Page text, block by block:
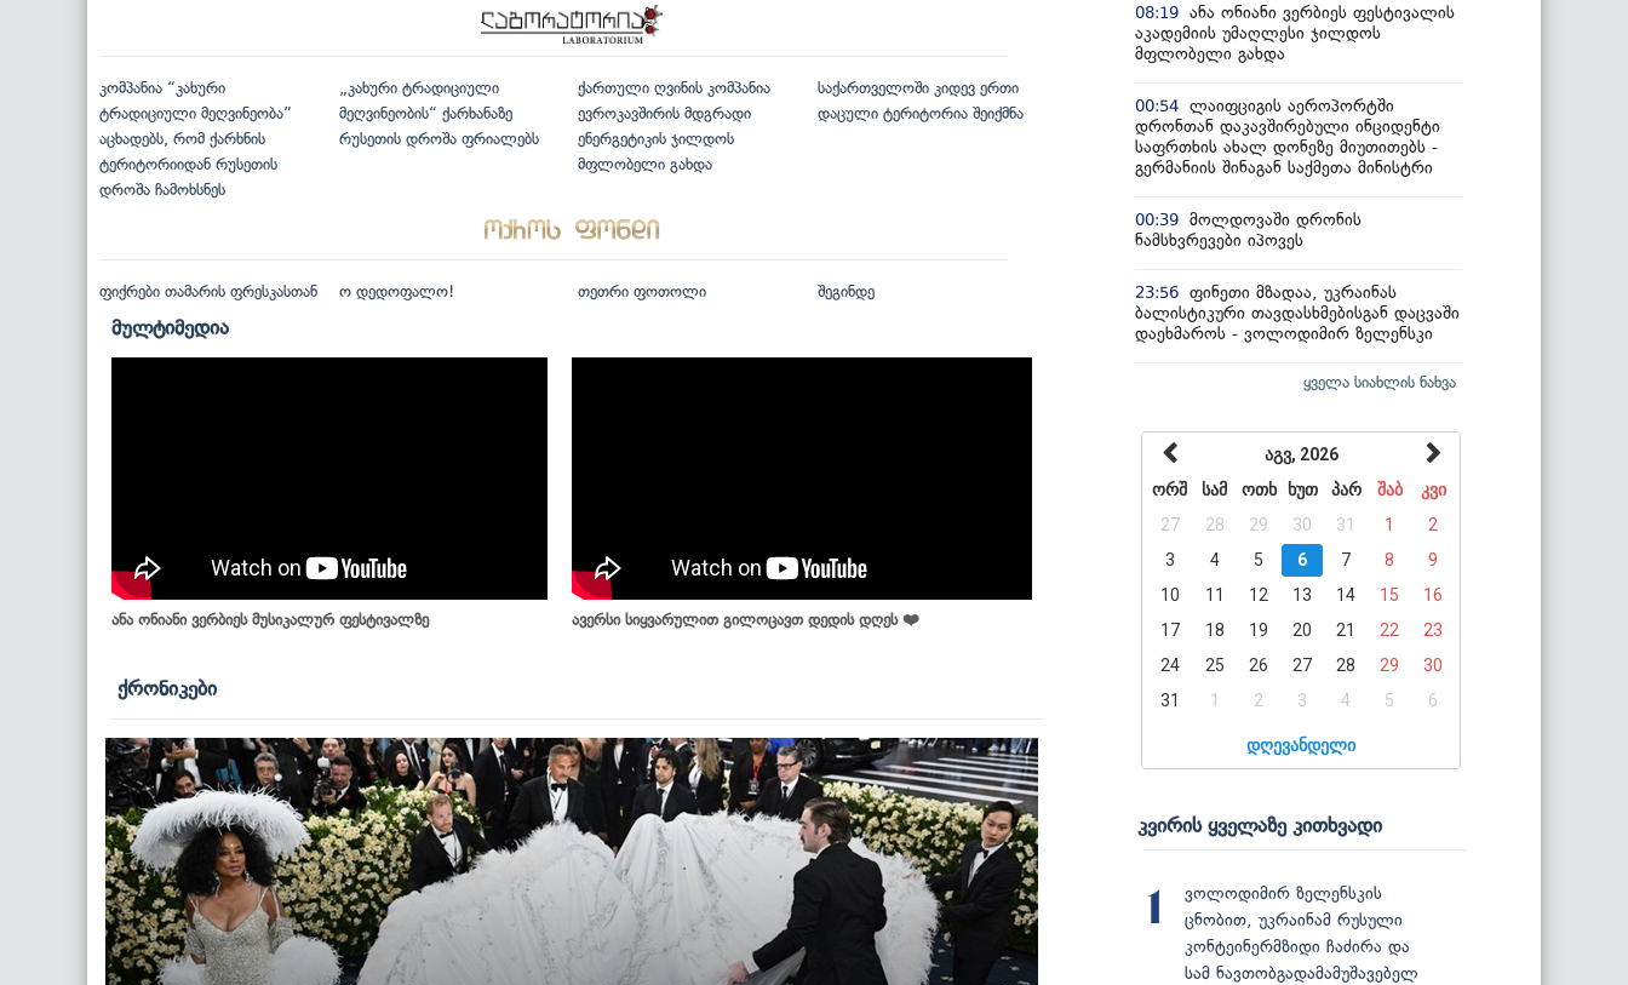
კომპანია “კახური
ტრადიციული მეღვინეობა”
აცხადებს, რომ ქარხნის
ტერიტორიიდან რუსეთის
დროშა ჩამოხსნეს
„კახური ტრადიციული
მეღვინეობის“ ქარხანაზე
რუსეთის დროშა ფრიალებს
ქართული ღვინის კომპანია
ევროკავშირის მდგრადი
ენერგეტიკის ჯილდოს
მფლობელი გახდა
საქართველოში კიდევ ერთი
დაცული ტერიტორია შეიქმნა
ფიქრები თამარის ფრესკასთან ო დედოფალო! თეთრი ფოთოლი შეგინდე
მულტიმედია
ანა ონიანი ვერბიეს მუსიკალურ ფესტივალზე ავერსი სიყვარულით გილოცავთ დედის დღეს ❤️
ქრონიკები
08:19 ანა ონიანი ვერბიეს ფესტივალის
აკადემიის უმაღლესი ჯილდოს
მფლობელი გახდა
00:54 ლაიფციგის აეროპორტში
დრონთან დაკავშირებული ინციდენტი
საფრთხის ახალ დონეზე მიუთითებს -
გერმანიის შინაგან საქმეთა მინისტრი
00:39 მოლდოვაში დრონის
ნამსხვრევები იპოვეს
23:56 ფინეთი მზადაა, უკრაინას
ბალისტიკური თავდასხმებისგან დაცვაში
დაეხმაროს - ვოლოდიმირ ზელენსკი
ყველა სიახლის ნახვა
აგვ, 2026
ორშ
სამ ოთხ ხუთ პარ შაბ
კვი
27
28 29 30 31 1
2
3
4 5 6 7 8
9
10
11 12 13 14 15
16
17
18 19 20 21 22
23
24
25 26 27 28 29
30
31
1 2 3 4 5 6
დღევანდელი
კვირის ყველაზე კითხვადი
1
ვოლოდიმირ ზელენსკის
ცნობით, უკრაინამ რუსული
კონტეინერმზიდი ჩაძირა და
სამ ნავთობგადამამუშავებელ